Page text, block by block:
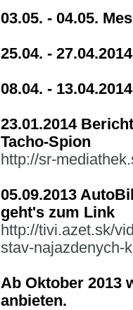
03.05. - 04.05.
25.04. -
08.04. -
23.01.2014
Tacho-Spion
http://sr-
05.09.2013
geht's zum Link
http://tivi.azet.sk/
stav-najazdenych-
Ab Oktober 2013
anbieten.